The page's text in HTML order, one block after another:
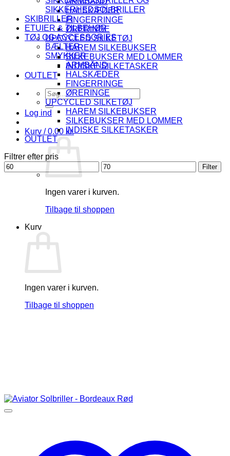
HALSKÆDER
FINGERRINGE
ØRERINGE
UPCYCLED SILKETØJ
HAREM SILKEBUKSER
SILKEBUKSER MED LOMMER
INDISKE SILKETASKER
OUTLET
Søg
efter:
Log ind
Kurv /0.00 kr.
Ingen varer i kurven.
Tilbage til shoppen
Kurv
Ingen varer i kurven.
Tilbage til shoppen
SIKKERHEDSOLBRILLER
SKIBRILLER
ETUIER & TILBEHØR
TØJ OG ACCESSORIES
BÆLTER
SMYKKER
ARMBÅND
HALSKÆDER
FINGERRINGE
ØRERINGE
UPCYCLED SILKETØJ
HAREM SILKEBUKSER
SILKEBUKSER MED LOMMER
INDISKE SILKETASKER
OUTLET
Filtrer efter pris
Mindste
pris
Højeste
pris
Filter